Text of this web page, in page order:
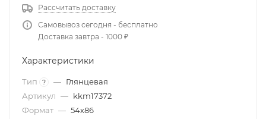
Рассчитать доставку
Самовывоз сегодня - бесплатно
Доставка завтра - 1000 ₽
Характеристики
Тип ? — Глянцевая
Артикул — kkm17372
Формат — 54х86